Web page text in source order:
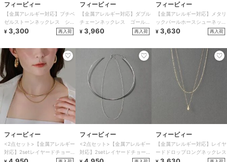
フィービィー
【金属アレルギー対応】プチベ
ゼルストーンネックレス シャ
ンパンゴールド
¥ 3,300 再入荷
フィービィー
【金属アレルギー対応】ダブル
チェーンネックレス ゴール
ド/サージカルステンレス
¥ 3,960 再入荷
フィービィー
【金属アレルギー対応】メタリ
ックパールホースシューネック
レス ゴールド ステンレス/
¥ 3,630 再入荷
フィービィー
<2点セット>【金属アレルギー
対応】2setレイヤードチョーカ
ーロープネックレス ゴールド
フィービィー
<2点セット>【金属アレルギー
対応】2setレイヤードチョーカ
ーロープネックレス シルバー
フィービィー
【金属アレルギー対応】レイヤ
ードドロップロングネックレス